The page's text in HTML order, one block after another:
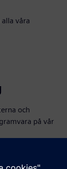
våra
och
på vår